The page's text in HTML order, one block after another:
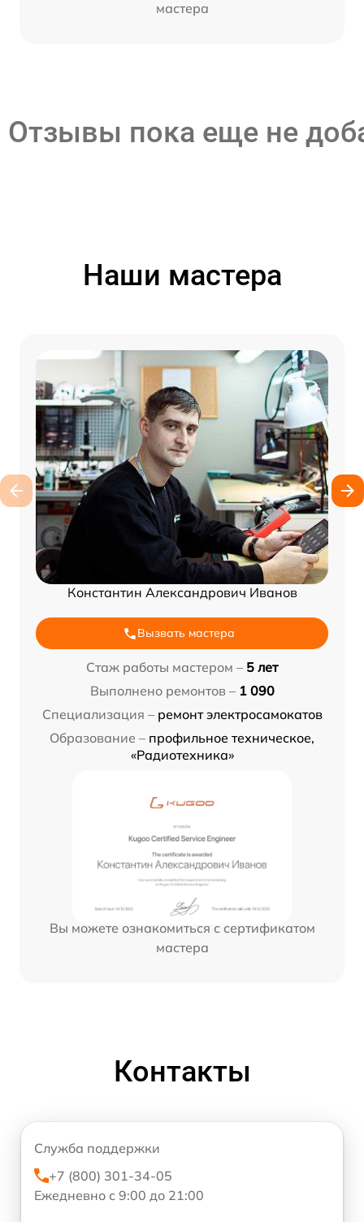
мастера
Отзывы пока еще не
Наши мастера
Константин Александрович Иванов
Вызвать мастера
Стаж работы мастером – 5 лет
Выполнено ремонтов – 1 090
Специализация – ремонт электросамокатов
Образование – профильное техническое,
«Радиотехника»
Вы можете ознакомиться с сертификатом
мастера
Контакты
Служба поддержки
+7 (800) 301-34-05
Ежедневно с 9:00 до 21:00